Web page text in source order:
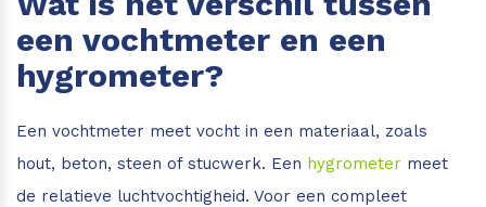
een vochtmeter en een
hygrometer?
Een vochtmeter meet vocht in een materiaal, zoals
hout, beton, steen of stucwerk. Een hygrometer meet
de relatieve luchtvochtigheid. Voor een compleet